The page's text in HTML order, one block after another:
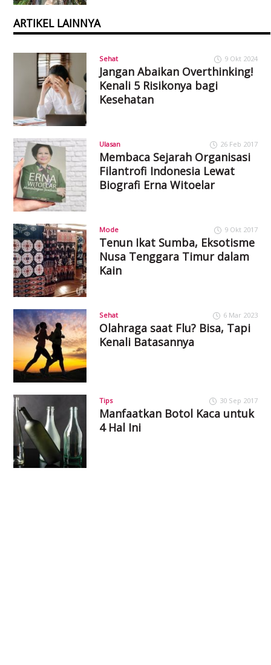
ARTIKEL LAINNYA
Sehat 9 Okt 2024
Jangan Abaikan Overthinking!
Kenali 5 Risikonya bagi
Kesehatan
Ulasan 26 Feb 2017
Membaca Sejarah Organisasi
Filantrofi Indonesia Lewat
Biografi Erna Witoelar
Mode 9 Okt 2017
Tenun Ikat Sumba, Eksotisme
Nusa Tenggara Timur dalam
Kain
Sehat 6 Mar 2023
Olahraga saat Flu? Bisa, Tapi
Kenali Batasannya
Tips 30 Sep 2017
Manfaatkan Botol Kaca untuk
4 Hal Ini